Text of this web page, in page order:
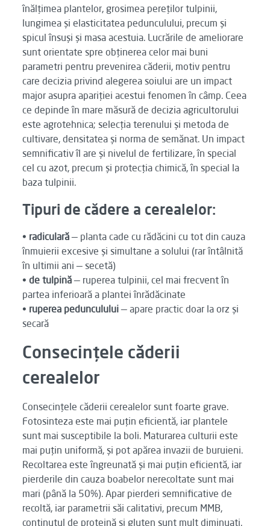
înălțimea plantelor, grosimea pereților tulpinii,
lungimea și elasticitatea pedunculului, precum și
spicul însuși și masa acestuia. Lucrările de ameliorare
sunt orientate spre obținerea celor mai buni
parametri pentru prevenirea căderii, motiv pentru
care decizia privind alegerea soiului are un impact
major asupra apariției acestui fenomen în câmp. Ceea
ce depinde în mare măsură de decizia agricultorului
este agrotehnica; selecția terenului și metoda de
cultivare, densitatea și norma de semănat. Un impact
semnificativ îl are și nivelul de fertilizare, în special
cel cu azot, precum și protecția chimică, în special la
baza tulpinii.
Tipuri de cădere a cerealelor:
• radiculară— planta cade cu rădăcini cu tot din cauza
înmuierii excesive și simultane a solului (rar întâlnită
în ultimii ani — secetă)
• de tulpină— ruperea tulpinii, cel mai frecvent în
partea inferioară a plantei înrădăcinate
• ruperea pedunculului— apare practic doar la orz și
secară
Consecințele căderii
cerealelor
Consecințele căderii cerealelor sunt foarte grave.
Fotosinteza este mai puțin eficientă, iar plantele
sunt mai susceptibile la boli. Maturarea culturii este
mai puțin uniformă, și pot apărea invazii de buruieni.
Recoltarea este îngreunată și mai puțin eficientă, iar
pierderile din cauza boabelor nerecoltate sunt mai
mari (până la 50%). Apar pierderi semnificative de
recoltă, iar parametrii săi calitativi, precum MMB,
conținutul de proteină și gluten sunt mult diminuați.